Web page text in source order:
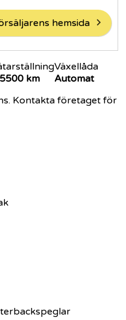
hemsida
km
Växellåda
Automat
Kontakta företaget för